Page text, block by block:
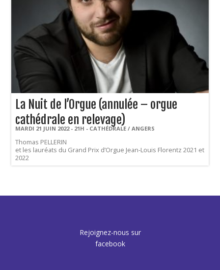
La Nuit de l’Orgue (annulée – orgue
cathédrale en relevage)
MARDI 21 JUIN 2022 - 21H - CATHÉDRALE / ANGERS
Thomas PELLERIN
et les lauréats du Grand Prix d’Orgue Jean-Louis Florentz 2021 et
2022
Rejoignez-nous sur
facebook